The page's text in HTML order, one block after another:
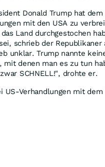
Donald Trump hat
mit den USA zu
Land durchgestochen
schrieb der
unklar. Trump nannte
mit denen man es zu tun
SCHNELL!", drohte er.
US-Verhandlungen mit dem